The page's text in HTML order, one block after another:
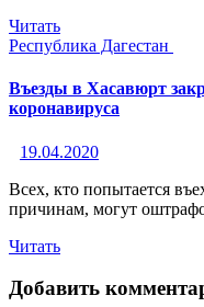
Читать
Республика Дагестан
Въезды в Хасавюрт
коронавируса
19.04.2020
Всех, кто попытается
причинам, могут
Читать
Добавить